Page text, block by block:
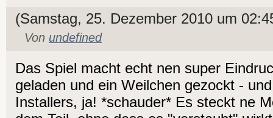
(Samstag, 25. Dezember 2010 um
Von undefined
Das Spiel macht echt nen super
geladen und ein Weilchen gezockt -
Installers, ja! *schauder* Es steckt ne